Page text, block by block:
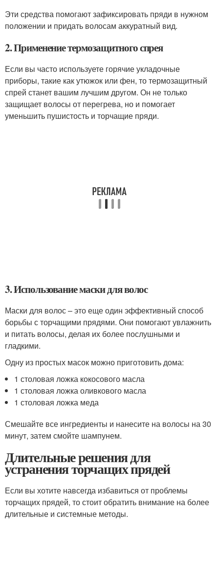
Эти средства помогают зафиксировать пряди в нужном
положении и придать волосам аккуратный вид.
2. Применение термозащитного спрея
Если вы часто используете горячие укладочные
приборы, такие как утюжок или фен, то термозащитный
спрей станет вашим лучшим другом. Он не только
защищает волосы от перегрева, но и помогает
уменьшить пушистость и торчащие пряди.
3. Использование маски для волос
Маски для волос – это еще один эффективный способ
борьбы с торчащими прядями. Они помогают увлажнить
и питать волосы, делая их более послушными и
гладкими.
Одну из простых масок можно приготовить дома:
1 столовая ложка кокосового масла
1 столовая ложка оливкового масла
1 столовая ложка меда
Смешайте все ингредиенты и нанесите на волосы на 30
минут, затем смойте шампунем.
Длительные решения для
устранения торчащих прядей
Если вы хотите навсегда избавиться от проблемы
торчащих прядей, то стоит обратить внимание на более
длительные и системные методы.